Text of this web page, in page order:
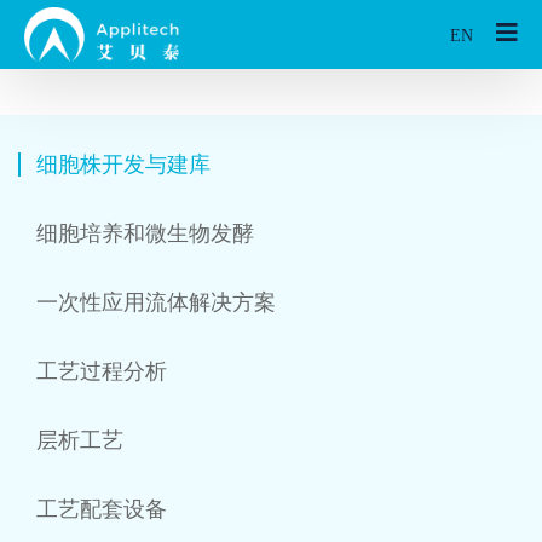
EN
细胞株开发与建库
细胞培养和微生物发酵
一次性应用流体解决方案
工艺过程分析
层析工艺
工艺配套设备